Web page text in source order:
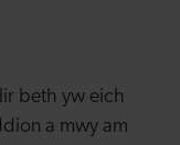
beth yw eich
a mwy am